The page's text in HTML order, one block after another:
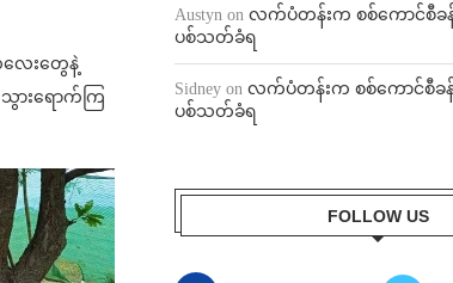
လေးတွေနဲ့
ားရောက်ကြ
Austyn on လက်ပံတန်းက စစ်ကောင်စီခန့်
ပစ်သတ်ခံရ
Sidney on လက်ပံတန်းက စစ်ကောင်စီခန့်
ပစ်သတ်ခံရ
FOLLOW US